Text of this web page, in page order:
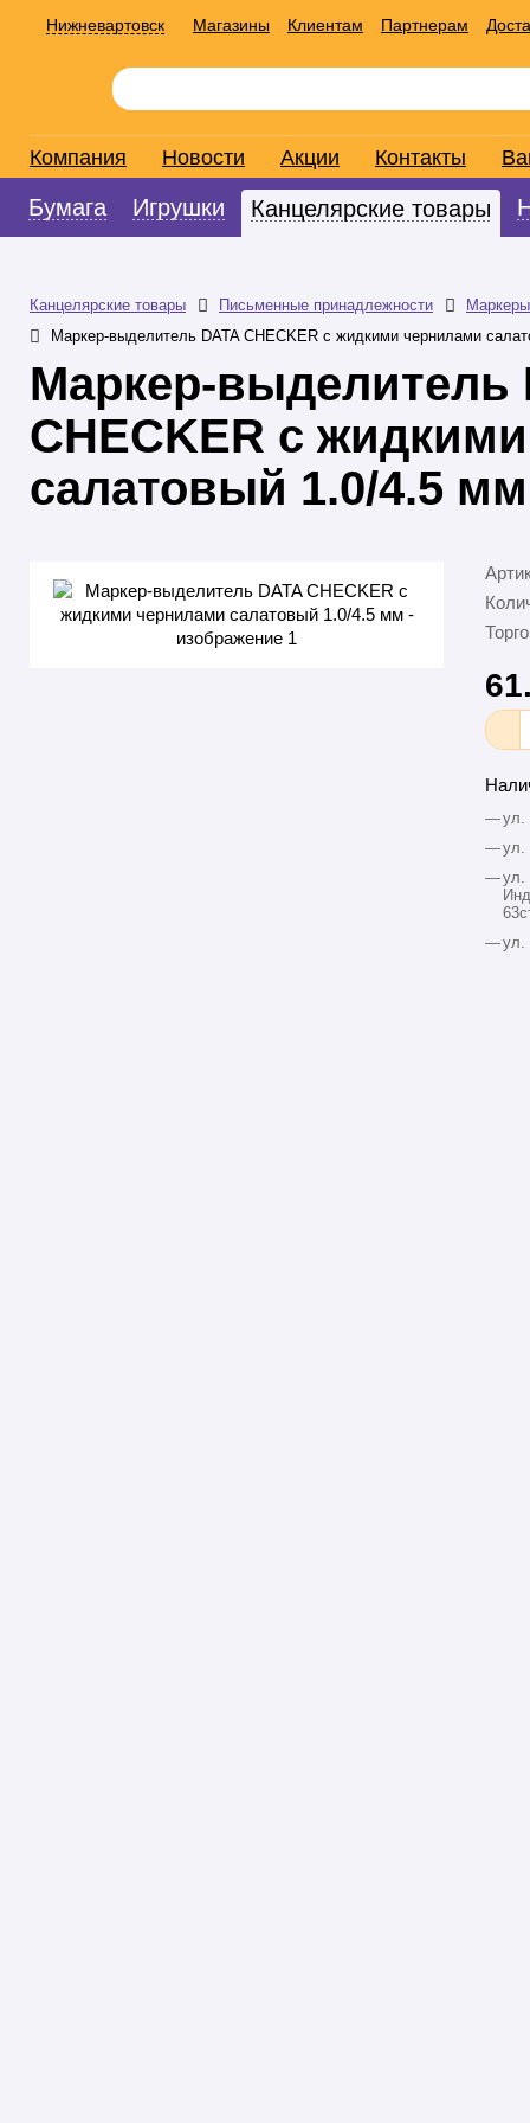
Нижневартовск Магазины Клиентам Партнерам
Компания Новости Акции Контакты
Бумага Игрушки Канцелярские товары
Канцелярские товары Письменные принадлежности
Маркеры
Маркер-выделитель DATA CHECKER с жидкими чернилами
Маркер-выделитель
CHECKER с
салатовый 1.0/4.5 мм
—ул.
—ул.
—ул.
—ул.